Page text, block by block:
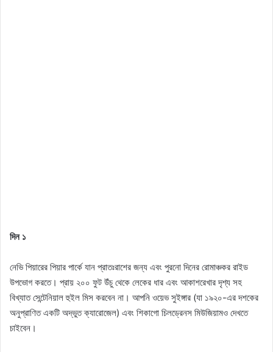
দিন ১
নেভি পিয়ারের পিয়ার পার্কে যান প্রাতঃরাশের জন্য এবং পুরনো দিনের রোমাঞ্চকর রাইড
উপভোগ করতে। প্রায় ২০০ ফুট উঁচু থেকে লেকের ধার এবং আকাশরেখার দৃশ্য সহ
বিখ্যাত সেন্টেনিয়াল হুইল মিস করবেন না। আপনি ওয়েভ সুইঙ্গার (যা ১৯২০-এর দশকের
অনুপ্রাণিত একটি অদ্ভুত ক্যারোজেল) এবং শিকাগো চিলড্রেনস মিউজিয়ামও দেখতে
চাইবেন।